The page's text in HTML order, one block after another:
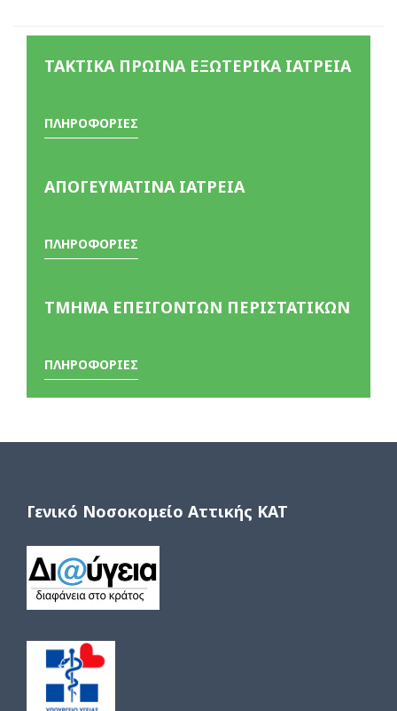
ΤΑΚΤΙΚΑ ΠΡΩΙΝΑ ΕΞΩΤΕΡΙΚΑ ΙΑΤΡΕΙΑ
ΠΛΗΡΟΦΟΡΙΕΣ
ΑΠΟΓΕΥΜΑΤΙΝΑ ΙΑΤΡΕΙΑ
ΠΛΗΡΟΦΟΡΙΕΣ
ΤΜΗΜΑ ΕΠΕΙΓΟΝΤΩΝ ΠΕΡΙΣΤΑΤΙΚΩΝ
ΠΛΗΡΟΦΟΡΙΕΣ
Γενικό Νοσοκομείο Αττικής ΚΑΤ